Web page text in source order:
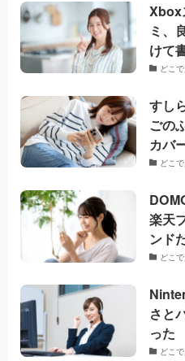
Xbox
ミ、
けて
どこ
すし
ごの
カバ
どこ
楽天
ンド
どこ
さと
った
どこ